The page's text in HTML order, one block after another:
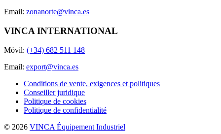
Email: zonanorte@vinca.es
VINCA INTERNATIONAL
Móvil: (+34) 682 511 148
Email: export@vinca.es
Conditions de vente, exigences et politiques
Conseiller juridique
Politique de cookies
Politique de confidentialité
© 2026 VINCA Équipement Industriel